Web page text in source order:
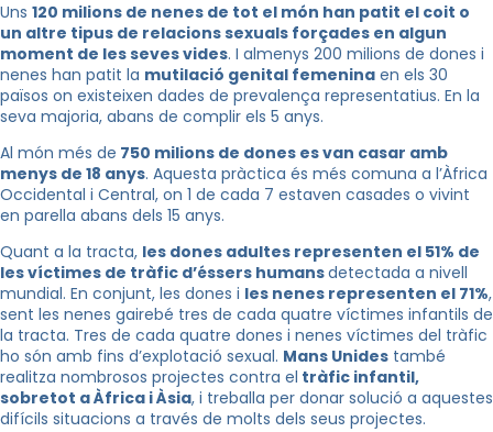
Uns 120 milions de nenes de tot el món han patit el coit o
un altre tipus de relacions sexuals forçades en algun
moment de les seves vides. I almenys 200 milions de dones i
nenes han patit la mutilació genital femenina en els 30
països on existeixen dades de prevalença representatius. En la
seva majoria, abans de complir els 5 anys.
Al món més de 750 milions de dones es van casar amb
menys de 18 anys. Aquesta pràctica és més comuna a l’Àfrica
Occidental i Central, on 1 de cada 7 estaven casades o vivint
en parella abans dels 15 anys.
Quant a la tracta, les dones adultes representen el 51% de
les víctimes de tràfic d’éssers humansdetectada a nivell
mundial. En conjunt, les dones i les nenes representen el 71%,
sent les nenes gairebé tres de cada quatre víctimes infantils de
la tracta. Tres de cada quatre dones i nenes víctimes del tràfic
ho són amb fins d’explotació sexual. Mans Unides també
realitza nombrosos projectes contra el tràfic infantil,
sobretot a Àfrica i Àsia, i treballa per donar solució a aquestes
difícils situacions a través de molts dels seus projectes.